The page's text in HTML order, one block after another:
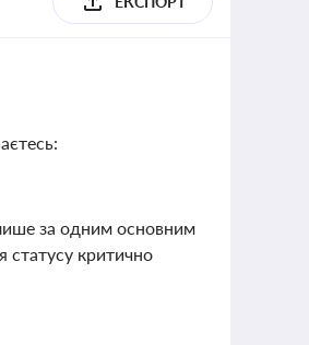
за одним основним
статусу критично